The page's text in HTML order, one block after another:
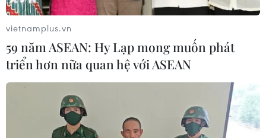
vietnamplus.vn
59 năm ASEAN: Hy Lạp mong muốn phát
triển hơn nữa quan hệ với ASEAN